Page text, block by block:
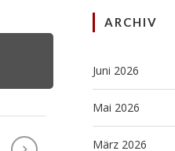
ARCHIV
Juni 2026
Mai 2026
März 2026